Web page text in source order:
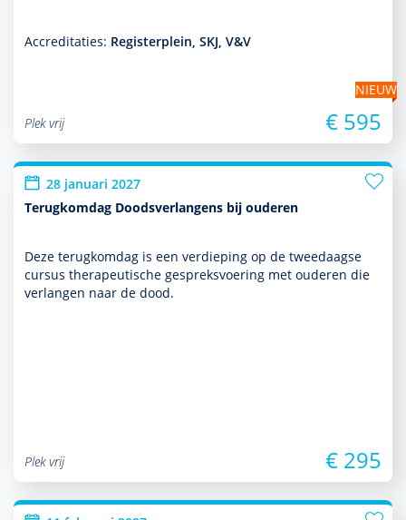
Accreditaties: Registerplein, SKJ, V&V
NIEUW
Plek vrij
€ 595
28 januari 2027
Terugkomdag Doodsverlangens bij ouderen
Deze terug­kom­dag is een verdieping op de tweedaagse
cursus thera­peu­tische gespreksvoering met ouderen die
verlangen naar de dood.
Plek vrij € 295